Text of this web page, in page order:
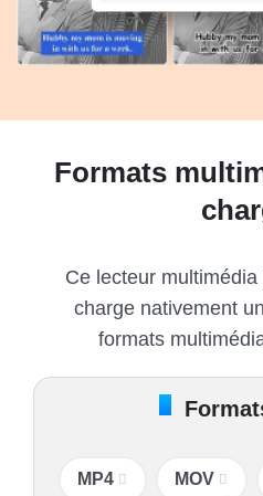
Formats
Ce lecteur
charge nativement
formats
MP4 MOV